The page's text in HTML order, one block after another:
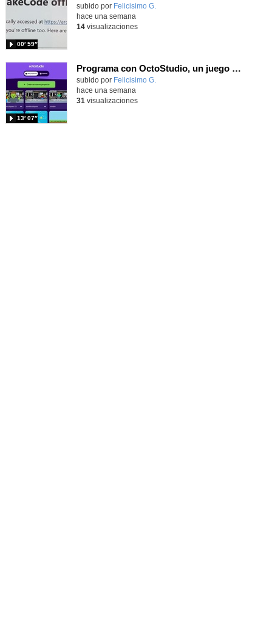
Contenido educativo.
subido por Felicisimo G.
00′ 59″
hace una semana
14visualizaciones
Programa con OctoStudio, un juego de disparos contra Zombies con un cargador basado en el House of the dead
Contenido educativo.
subido por Felicisimo G.
13′ 07″
hace una semana
31 visualizaciones